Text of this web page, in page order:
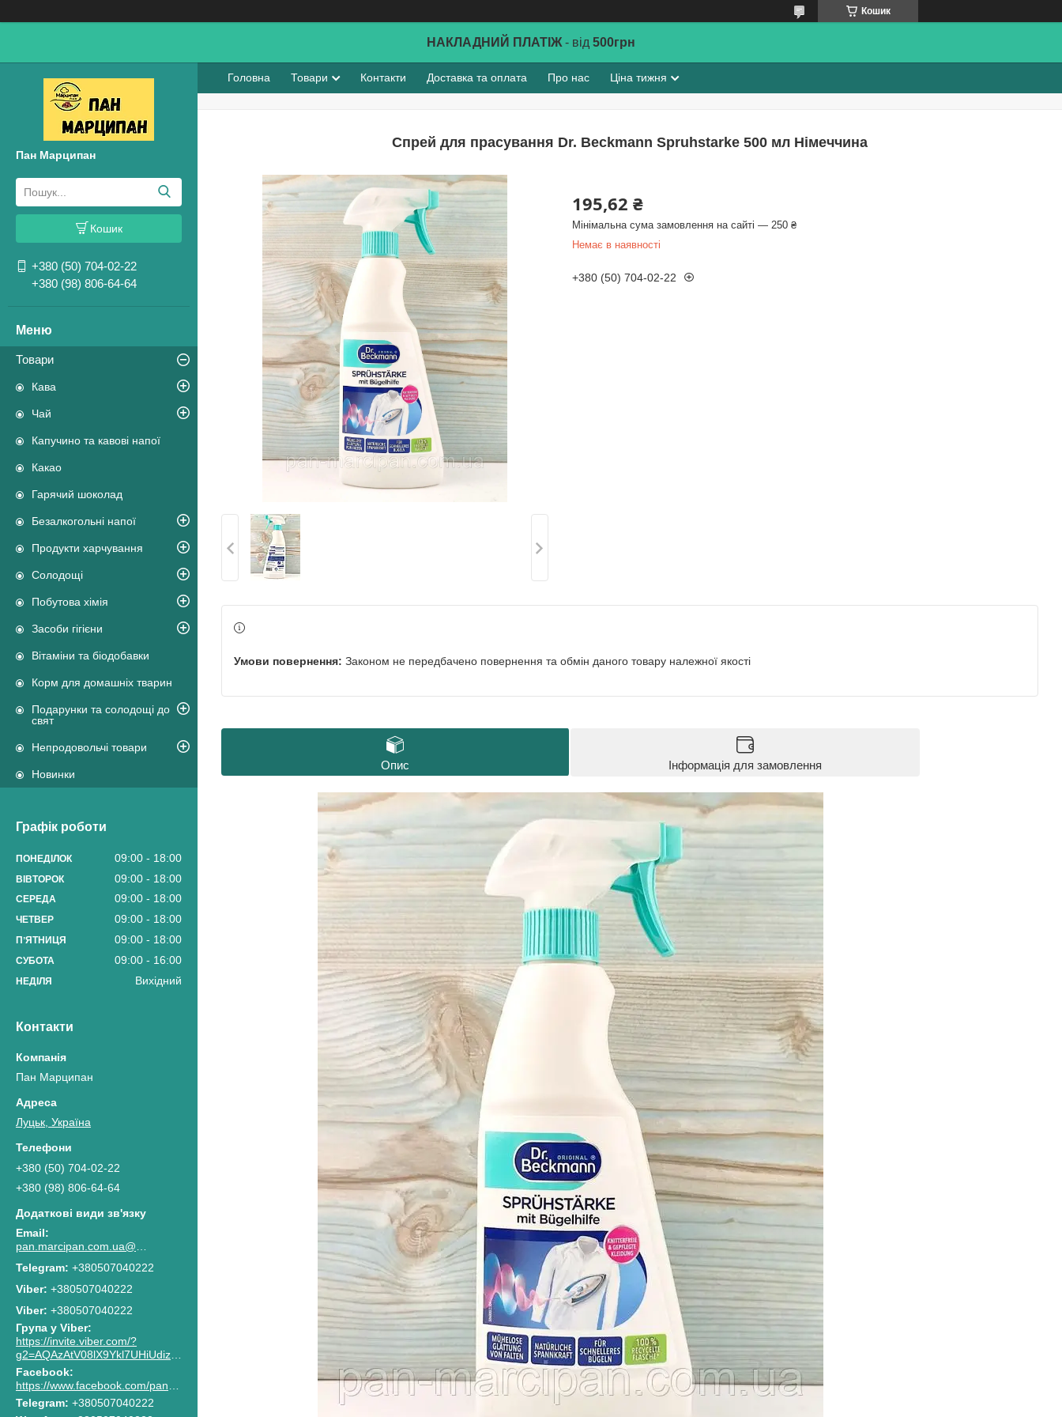
Кошик
НАКЛАДНИЙ ПЛАТІЖ - від 500грн
Пан Марципан
Кошик
+380 (50) 704-02-22
+380 (98) 806-64-64
Товари
Кава
Чай
Капучино та кавові напої
Какао
Гарячий шоколад
Безалкогольні напої
Продукти харчування
Солодощі
Побутова хімія
Засоби гігієни
Вітаміни та біодобавки
Корм для домашніх тварин
Подарунки та солодощі до
свят
Непродовольчі товари
Новинки
Графік роботи
ПОНЕДІЛОК 09:00 18:00
ВІВТОРОК 09:00 18:00
СЕРЕДА 09:00 18:00
ЧЕТВЕР 09:00 18:00
ПʼЯТНИЦЯ 09:00 18:00
СУБОТА 09:00 16:00
НЕДІЛЯ Вихідний
Контакти
Пан Марципан
Луцьк, Україна
+380 (50) 704-02-22
+380 (98) 806-64-64
pan.marcipan.com.ua@gmail.com
+380507040222
+380507040222
Viber +380507040222
Група у Viber
https://invite.viber.com/?
g2=AQAzAtV08lX9Ykl7UHiUdiz2lJaGpR6lsG8M4RbzQPAkG0NWtCn7PhJnwk8g8F2c
Facebook
https://www.facebook.com/pan.marcipan2020
Telegram +380507040222
Головна Товари Контакти Доставка та оплата Про нас Ціна тижня
Спрей для прасування Dr. Beckmann Spruhstarke 500 мл Німеччина
195,62 ₴
Мінімальна сума замовлення на сайті — 250 ₴
Немає в наявності
+380 (50) 704-02-22
Законом не передбачено повернення та обмін даного товару належної якості
Опис Інформація для замовлення